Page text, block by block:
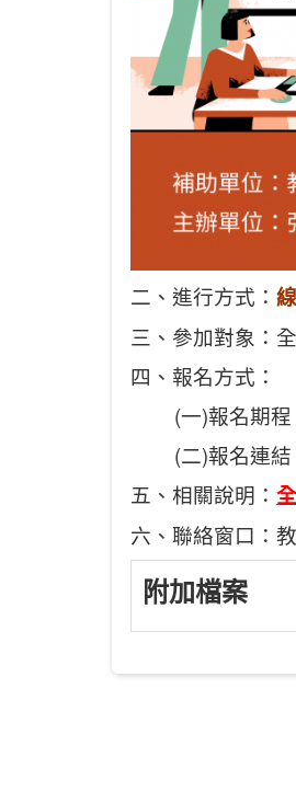
二、進行方式：
三、參加對象：
四、報名方式：
(一)報名期
(二)報名連結
五、相關說明：
六、聯絡窗口：
附加檔案